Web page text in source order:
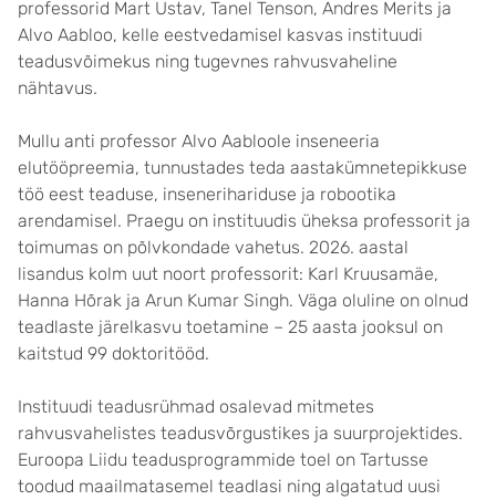
professorid Mart Ustav, Tanel Tenson, Andres Merits ja
Alvo Aabloo, kelle eestvedamisel kasvas instituudi
teadus­võimekus ning tugevnes rahvusvaheline
nähtavus.
Mullu anti professor Alvo Aabloole inseneeria
elutööpreemia, tunnustades teda aastakümnetepikkuse
töö eest teaduse, insenerihariduse ja robootika
arendamisel. Praegu on instituudis üheksa professorit ja
toimumas on põlv­kondade vahetus. 2026. aastal
lisandus kolm uut noort professorit: Karl Kruusamäe,
Hanna Hõrak ja Arun Kumar Singh. Väga oluline on olnud
teadlaste järelkasvu toetamine – 25 aasta jooksul on
kaitstud 99 doktoritööd.
Instituudi teadus­rühmad osalevad mitmetes
rahvusvahelistes teadus­võrgustikes ja suurprojektides.
Euroopa Liidu teadusprogrammide toel on Tartusse
toodud maailma­tasemel teadlasi ning algatatud uusi